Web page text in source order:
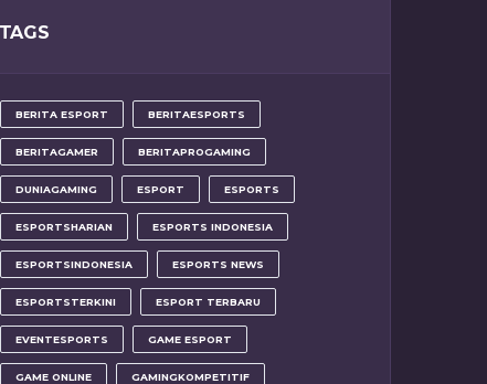
TAGS
BERITA ESPORT BERITAESPORTS
BERITAGAMER BERITAPROGAMING
DUNIAGAMING ESPORT ESPORTS
ESPORTSHARIAN ESPORTS INDONESIA
ESPORTSINDONESIA ESPORTS NEWS
ESPORTSTERKINI ESPORT TERBARU
EVENTESPORTS GAME ESPORT
GAME ONLINE GAMINGKOMPETITIF